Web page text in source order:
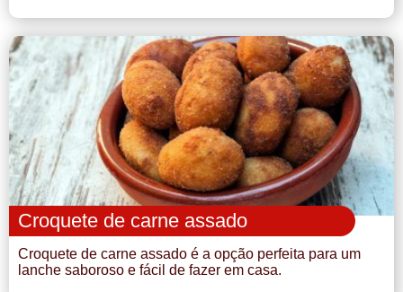
Croquete de carne assado
Croquete de carne assado é a opção perfeita para um
lanche saboroso e fácil de fazer em casa.